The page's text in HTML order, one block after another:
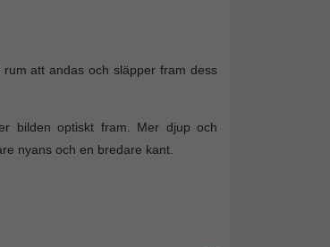
att andas och släpper fram dess
bilden optiskt fram. Mer djup och
nyans och en bredare kant.